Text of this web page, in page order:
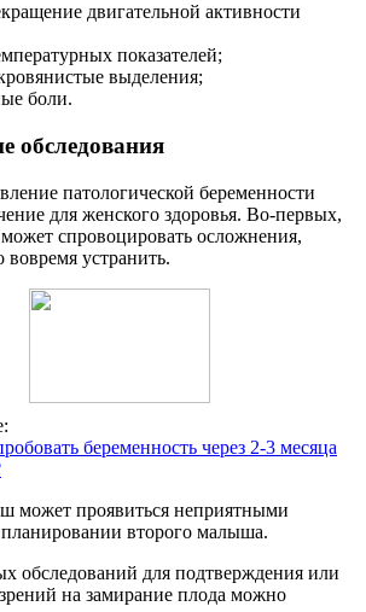
двигательной активности
показателей;
выделения;
боли.
обследования
патологической беременности
для женского здоровья. Во-первых,
может спровоцировать осложнения,
устранить.
беременность через 2-3 месяца
может проявиться неприятными
второго малыша.
обследований для подтверждения или
на замирание плода можно